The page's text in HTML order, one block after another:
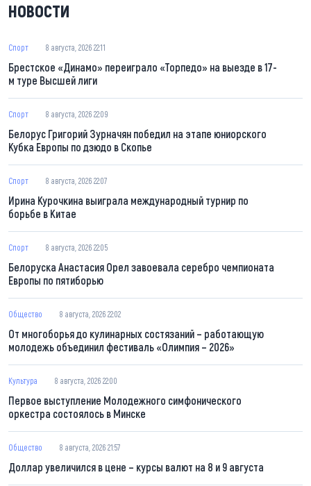
НОВОСТИ
Спорт 8 августа, 2026 22:11
Брестское «Динамо» переиграло «Торпедо» на выезде в 17-
м туре Высшей лиги
Спорт 8 августа, 2026 22:09
Белорус Григорий Зурначян победил на этапе юниорского
Кубка Европы по дзюдо в Скопье
Спорт 8 августа, 2026 22:07
Ирина Курочкина выиграла международный турнир по
борьбе в Китае
Спорт 8 августа, 2026 22:05
Белоруска Анастасия Орел завоевала серебро чемпионата
Европы по пятиборью
Общество 8 августа, 2026 22:02
От многоборья до кулинарных состязаний – работающую
молодежь объединил фестиваль «Олимпия – 2026»
Культура 8 августа, 2026 22:00
Первое выступление Молодежного симфонического
оркестра состоялось в Минске
Общество 8 августа, 2026 21:57
Доллар увеличился в цене – курсы валют на 8 и 9 августа